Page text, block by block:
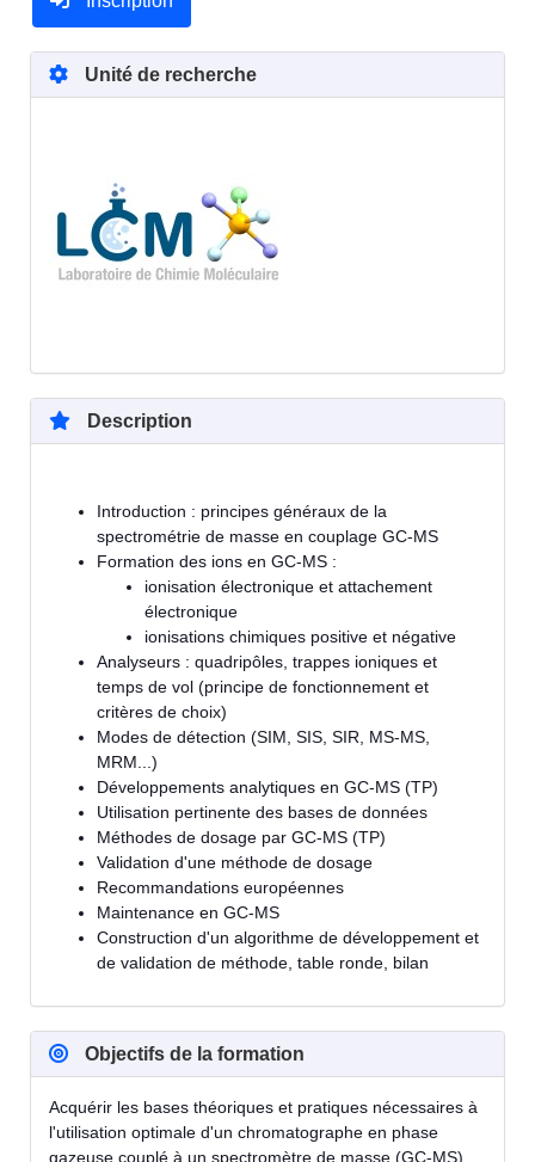
Unité de recherche
Description
Introduction : principes généraux de la
spectrométrie de masse en couplage GC-MS
Formation des ions en GC-MS :
ionisation électronique et attachement
électronique
ionisations chimiques positive et négative
Analyseurs : quadripôles, trappes ioniques et
temps de vol (principe de fonctionnement et
critères de choix)
Modes de détection (SIM, SIS, SIR, MS-MS,
MRM...)
Développements analytiques en GC-MS (TP)
Utilisation pertinente des bases de données
Méthodes de dosage par GC-MS (TP)
Validation d'une méthode de dosage
Recommandations européennes
Maintenance en GC-MS
Construction d'un algorithme de développement et
de validation de méthode, table ronde, bilan
Objectifs de la formation
Acquérir les bases théoriques et pratiques nécessaires à
l'utilisation optimale d'un chromatographe en phase
gazeuse couplé à un spectromètre de masse (GC-MS)